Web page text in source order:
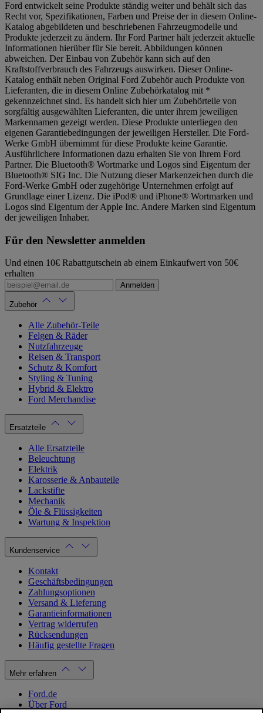
Ford entwickelt seine Produkte ständig weiter und behält sich das
Recht vor, Spezifikationen, Farben und Preise der in diesem Online-
Katalog abgebildeten und beschriebenen Fahrzeugmodelle und
Produkte jederzeit zu ändern. Ihr Ford Partner hält jederzeit aktuelle
Informationen hierüber für Sie bereit. Abbildungen können
abweichen. Der Einbau von Zubehör kann sich auf den
Kraftstoffverbrauch des Fahrzeugs auswirken. Dieser Online-
Katalog enthält neben Original Ford Zubehör auch Produkte von
Lieferanten, die in diesem Online Zubehörkatalog mit *
gekennzeichnet sind. Es handelt sich hier um Zubehörteile von
sorgfältig ausgewählten Lieferanten, die unter ihrem jeweiligen
Markennamen gezeigt werden. Diese Produkte unterliegen den
eigenen Garantiebedingungen der jeweiligen Hersteller. Die Ford-
Werke GmbH übernimmt für diese Produkte keine Garantie.
Ausführlichere Informationen dazu erhalten Sie von Ihrem Ford
Partner. Die Bluetooth® Wortmarke und Logos sind Eigentum der
Bluetooth® SIG Inc. Die Nutzung dieser Markenzeichen durch die
Ford-Werke GmbH oder zugehörige Unternehmen erfolgt auf
Grundlage einer Lizenz. Die iPod® und iPhone® Wortmarken und
Logos sind Eigentum der Apple Inc. Andere Marken sind Eigentum
der jeweiligen Inhaber.
Für den Newsletter anmelden
Und einen 10€ Rabattgutschein ab einem Einkaufwert von 50€
erhalten
Anmelden
Zubehör
Alle Zubehör-Teile
Felgen & Räder
Nutzfahrzeuge
Reisen & Transport
Schutz & Komfort
Styling & Tuning
Hybrid & Elektro
Ford Merchandise
Ersatzteile
Alle Ersatzteile
Beleuchtung
Elektrik
Karosserie & Anbauteile
Lackstifte
Mechanik
Öle & Flüssigkeiten
Wartung & Inspektion
Kundenservice
Kontakt
Geschäftsbedingungen
Zahlungsoptionen
Versand & Lieferung
Garantieinformationen
Vertrag widerrufen
Rücksendungen
Häufig gestellte Fragen
Mehr erfahren
Ford.de
Über Ford